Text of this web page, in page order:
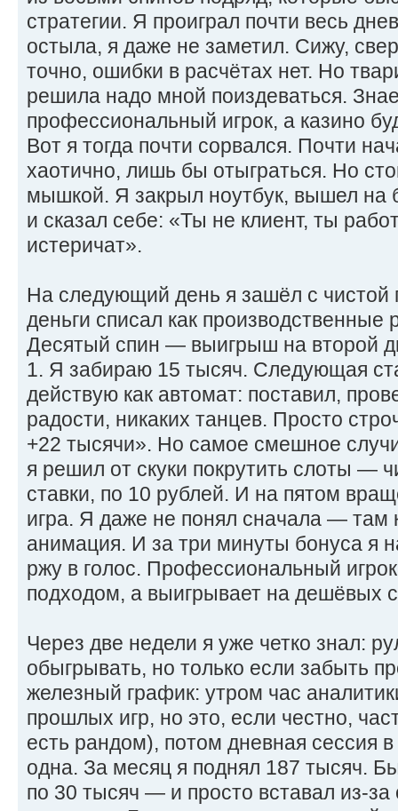
стратегии. Я проиграл почти весь
остыла, я даже не заметил. Сижу,
точно, ошибки в расчётах нет. Но
решила надо мной поиздеваться.
профессиональный игрок, а казино
Вот я тогда почти сорвался. Почти
хаотично, лишь бы отыграться. Но
мышкой. Я закрыл ноутбук, вышел на
и сказал себе: «Ты не клиент, ты
истеричат».
На следующий день я зашёл с чистой
деньги списал как
Десятый спин — выигрыш на второй
1. Я забираю 15 тысяч. Следующая
действую как автомат: поставил,
радости, никаких танцев. Просто
+22 тысячи». Но самое смешное
я решил от скуки покрутить слоты —
ставки, по 10 рублей. И на пятом
игра. Я даже не понял сначала — там
анимация. И за три минуты бонуса я
ржу в голос. Профессиональный
подходом, а выигрывает на дешёвых
Через две недели я уже четко знал:
обыгрывать, но только если забыть
железный график: утром час
прошлых игр, но это, если честно,
есть рандом), потом дневная сессия
одна. За месяц я поднял 187 тысяч.
по 30 тысяч — и просто вставал из-